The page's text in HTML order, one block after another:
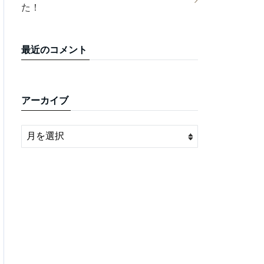
た！
最近のコメント
アーカイブ